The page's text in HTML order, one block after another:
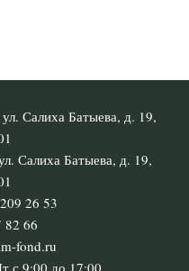
Салиха Батыева, д. 19,
Салиха Батыева, д. 19,
26 53
82 66
fond.ru